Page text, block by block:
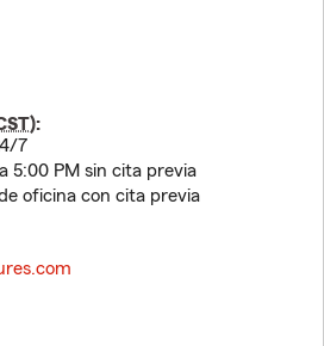
):
7
5:00 PM sin cita previa
oficina con cita previa